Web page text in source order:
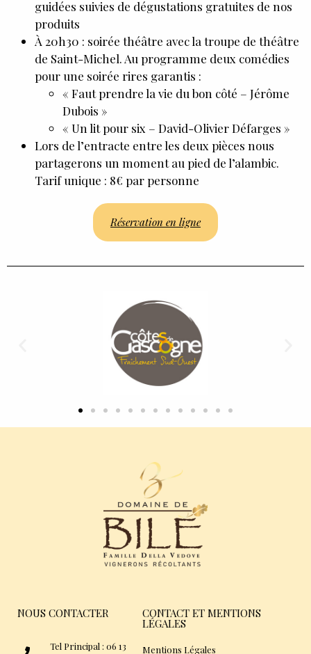
guidées suivies de dégustations gratuites de nos
produits
À 20h30 : soirée théâtre avec la troupe de théâtre
de Saint-Michel. Au programme deux comédies
pour une soirée rires garantis :
« Faut prendre la vie du bon côté – Jérôme
Dubois »
« Un lit pour six – David-Olivier Défarges »
Lors de l’entracte entre les deux pièces nous
partagerons un moment au pied de l’alambic.
Tarif unique : 8€ par personne
Réservation en ligne
NOUS CONTACTER
Tel Principal : 06 13
CONTACT ET MENTIONS
LÉGALES
Mentions Légales